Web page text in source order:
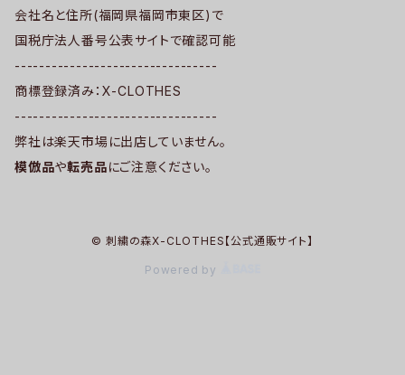
会社名と住所(福岡県福岡市東区)で
国税庁法人番号公表サイトで確認可能
---------------------------------
商標登録済み：X-CLOTHES
---------------------------------
弊社は楽天市場に出店していません。
模倣品や転売品にご注意ください。
© 刺繍の森X-CLOTHES【公式通販サイト】
Powered by